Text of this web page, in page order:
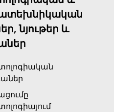
նյութեր և